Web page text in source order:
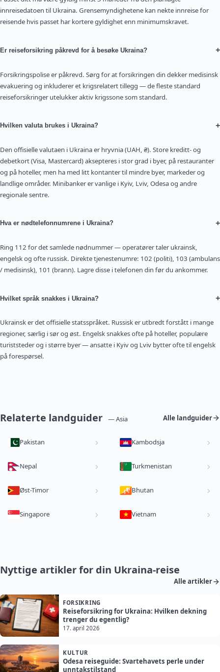
innreisedatoen til Ukraina. Grensemyndighetene kan nekte innreise for
reisende hvis passet har kortere gyldighet enn minimumskravet.
Er reiseforsikring påkrevd for å besøke Ukraina? +
Forsikringspolise er påkrevd. Sørg for at forsikringen din dekker medisinsk
evakuering og inkluderer et krigsrelatert tillegg — de fleste standard
reiseforsikringer utelukker aktiv krigssone som standard.
Hvilken valuta brukes i Ukraina? +
Den offisielle valutaen i Ukraina er hryvnia (UAH, ₴). Store kreditt- og
debetkort (Visa, Mastercard) aksepteres i stor grad i byer, på restauranter
og på hoteller, men ha med litt kontanter til mindre byer, markeder og
landlige områder. Minibanker er vanlige i Kyiv, Lviv, Odesa og andre
regionale sentre.
Hva er nødtelefonnumrene i Ukraina? +
Ring 112 for det samlede nødnummer — operatører taler ukrainsk,
engelsk og ofte russisk. Direkte tjenestenumre: 102 (politi), 103 (ambulans
/ medisinsk), 101 (brann). Lagre disse i telefonen din før du ankommer.
Hvilket språk snakkes i Ukraina? +
Ukrainsk er det offisielle statsspråket. Russisk er utbredt forstått i mange
regioner, særlig i sør og øst. Engelsk snakkes ofte på hoteller, populære
turiststeder og i større byer — ansatte i Kyiv og Lviv bytter ofte til engelsk
på forespørsel.
Relaterte landguider — Asia Alle landguider
Pakistan Kambodsja
Nepal Turkmenistan
Øst-Timor Bhutan
Singapore Vietnam
Nyttige artikler for din Ukraina-reise
Alle artikler
FORSIKRING
Reiseforsikring for Ukraina: Hvilken dekning
trenger du egentlig?
17. april 2026
KULTUR
Odesa reiseguide: Svartehavets perle under
unntakstilstand